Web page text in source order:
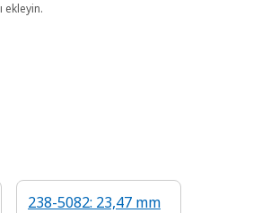
ekleyin.
238-5082: 23,47 mm